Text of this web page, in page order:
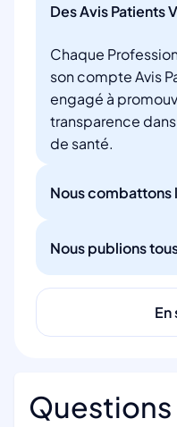
Des Avis Patients
Chaque
son compte Avis
engagé à
transparence
de santé.
Nous combattons
Nous publions
En